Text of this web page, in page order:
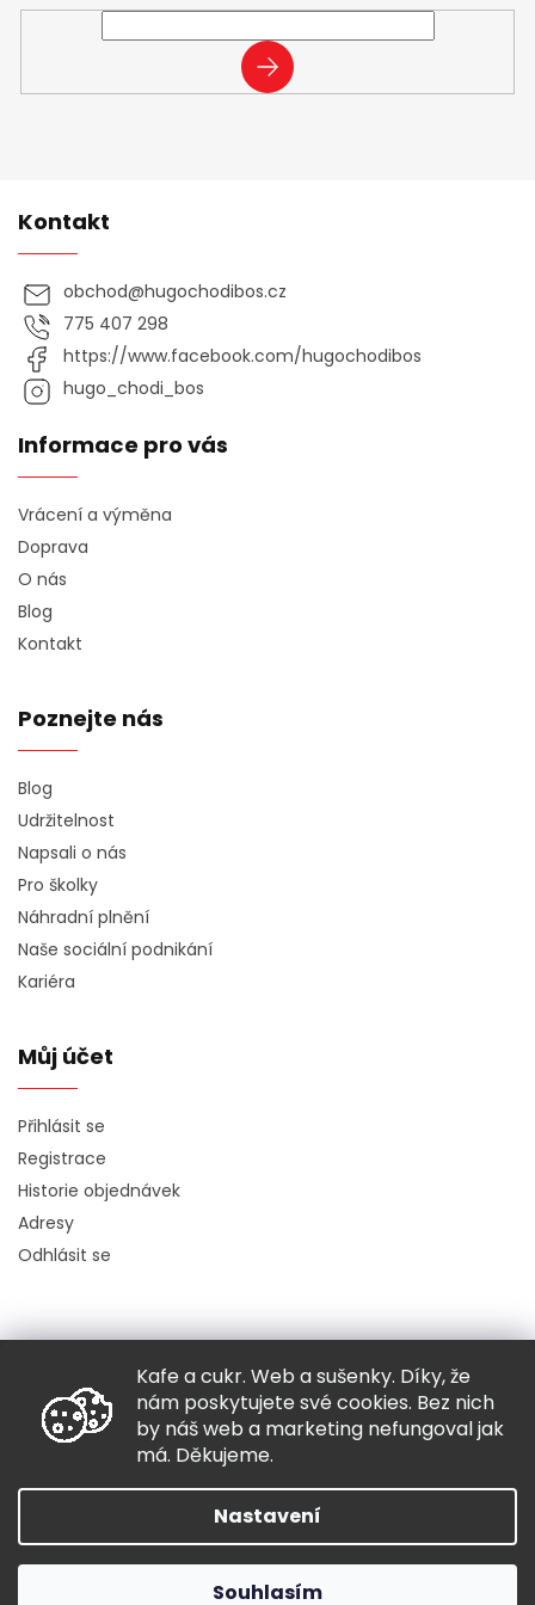
Kafe a cukr. Web a sušenky. Díky, že
nám poskytujete své cookies. Bez nich
by náš web a marketing nefungoval jak
má. Děkujeme.
Nastavení
Souhlasím
PŘIHLÁSIT
SE
Kontakt
obchod@hugochodibos.cz
775 407 298
https://www.facebook.com/hugochodibos
hugo_chodi_bos
Informace pro vás
Vrácení a výměna
Doprava
O nás
Blog
Kontakt
Poznejte nás
Blog
Udržitelnost
Napsali o nás
Pro školky
Náhradní plnění
Naše sociální podnikání
Kariéra
Můj účet
Přihlásit se
Registrace
Historie objednávek
Adresy
Odhlásit se
Copyright 2026Hugo chodí bos. Všechna práva vyhrazena.
Grafický návrh vytvořil a nakódovalShoptak.cz